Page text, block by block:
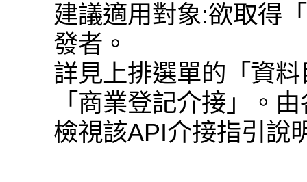
建議適用對象:欲取得
發者。
詳見上排選單的「資
「商業登記介接」。
檢視該API介接指引說